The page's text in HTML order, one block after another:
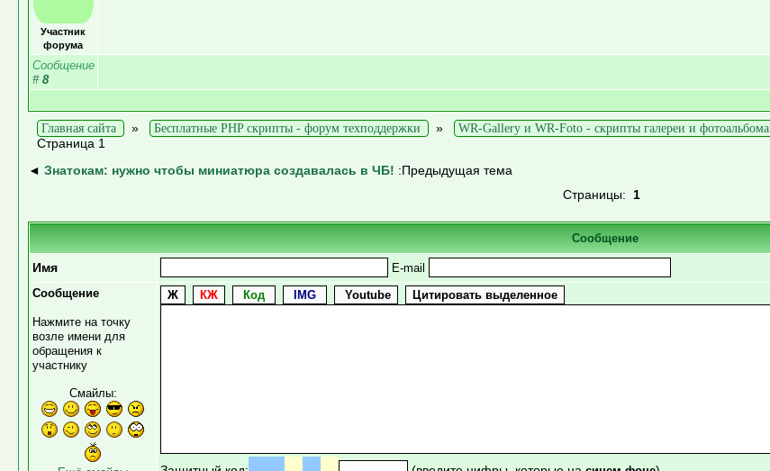
Участник
форума
Сообщение
# 8
Главная сайта » Бесплатные PHP скрипты - форум техподдержки » WR-Gallery и WR-Foto - скрипты галереи и фотоальбома
Страница 1
◄ Знатокам: нужно чтобы миниатюра создавалась в ЧБ! :Предыдущая тема
Страницы: 1
Сообщение
Имя
E-mail
Сообщение
Нажмите на точку
возле имени для
обращения к
участнику
Смайлы: